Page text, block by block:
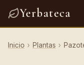
Yerbateca
Inicio › Plantas ›